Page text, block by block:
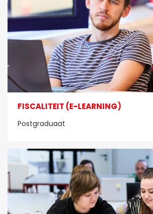
FISCALITEIT (E-LEARNING)
Postgraduaat